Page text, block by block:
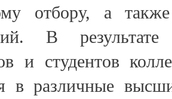
отбору, а
В
и студентов
в различные